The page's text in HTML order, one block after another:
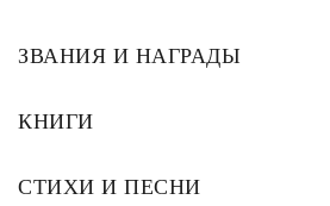
ЗВАНИЯ И НАГРАДЫ
КНИГИ
СТИХИ И ПЕСНИ